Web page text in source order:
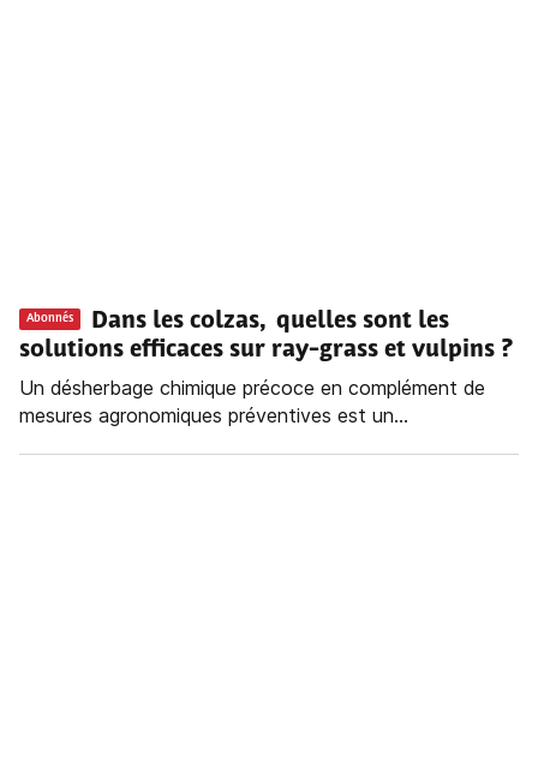
Abonnés
Dans les colzas, quelles sont les
solutions efficaces sur ray-grass et vulpins ?
Un désherbage chimique précoce en complément de
mesures agronomiques préventives est un...